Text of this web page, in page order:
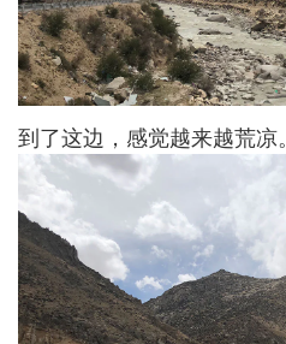
到了这边，感觉越来越荒凉。